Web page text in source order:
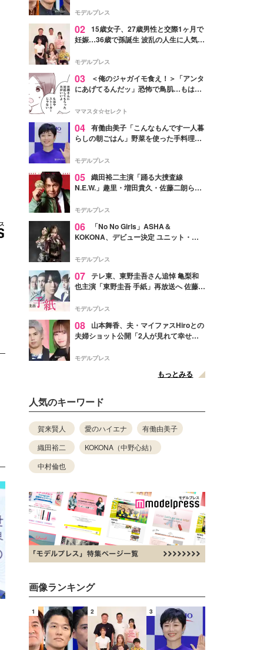
最大の敬意とエールを」
モデルプレス
02 15歳女子、27歳男性と交際1ヶ月で
妊娠…36歳で孫誕生 波乱の人生に人気タ
よ！」
モデルプレス
03
＜俺のジャガイモ食え！＞「アンタ
にあげてるんだッ」恐怖で鳥肌…もはや
ママスタ☆セレクト
04 有働由美子「こんなもんです一人暮
らしの朝ごはん」野菜を使った手料理公
そう」と反響
モデルプレス
05 織田裕二主演「踊る大捜査線
N.E.W.」趣里・増田貴久・佐藤二朗ら新
徴する“謎のキーワード”も
モデルプレス
06
「No No Girls」ASHA＆
KOKONA、デビュー決定 ユニット・
リリースへ
モデルプレス
07 テレ東、東野圭吾さん追悼 亀梨和
也主演「東野圭吾 手紙」再放送へ 佐藤隆
モデルプレス
08
山本舞香、夫・マイファスHiroとの
夫婦ショット公開「2人が見れて幸せ」
モデルプレス
もっとみる
人気のキーワード
賀来賢人 愛のハイエナ
有働由美子
織田裕二
KOKONA（中野心結）
中村倫也
画像ランキング
1 2 3